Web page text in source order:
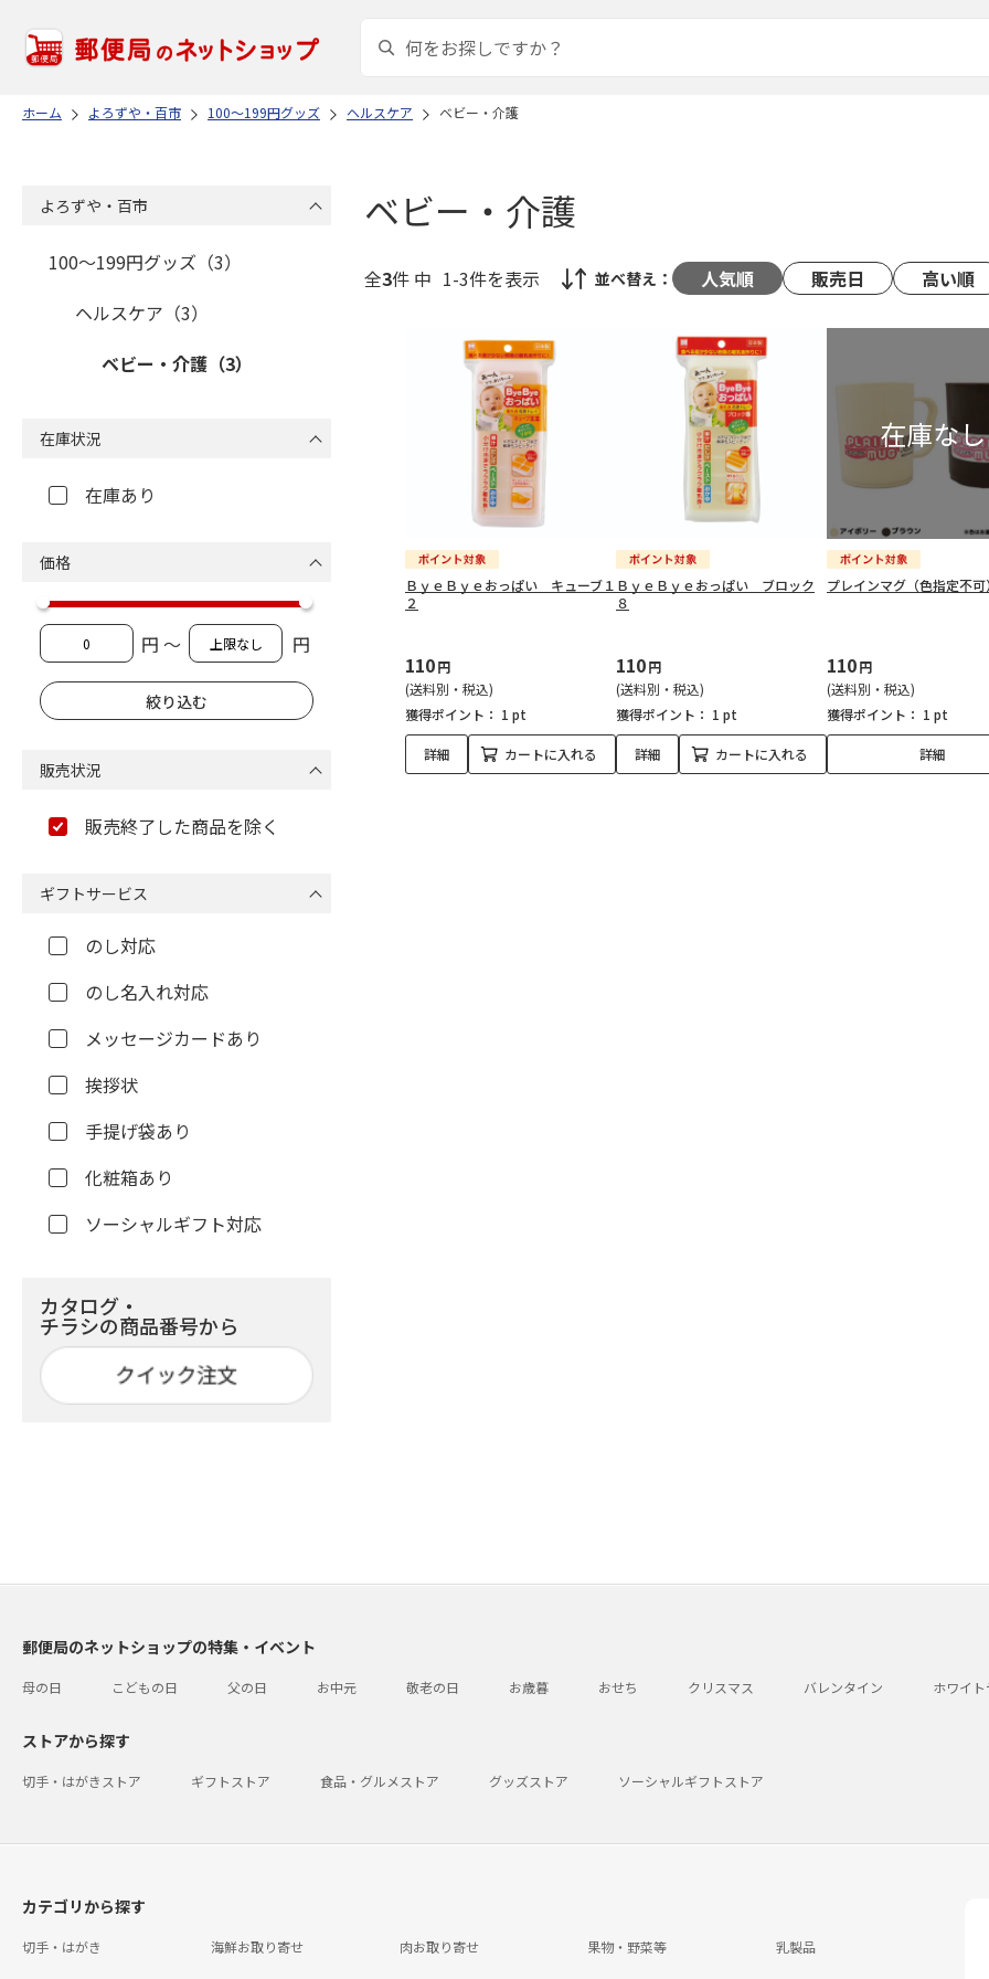
ホーム よろずや・百市 100～199円グッズ ヘルスケア ベビー・介護
ベビー・介護
全3件 中 1-3件を表示 並べ替え： 人気順 販売日 高い順
ＢｙｅＢｙｅおっぱい キューブ１
２
110円
(送料別・税込)
獲得ポイント： 1 pt
詳細 カートに入れる
ＢｙｅＢｙｅおっぱい ブロック
８
110円
(送料別・税込)
獲得ポイント： 1 pt
詳細 カートに入れる
プレインマグ（色指定不可
110円
(送料別・税込)
獲得ポイント： 1 pt
詳細
よろずや・百市
100～199円グッズ（3）
ヘルスケア（3）
ベビー・介護（3）
在庫状況
在庫あり
価格
円 ～ 円
販売状況
販売終了した商品を除く
ギフトサービス
のし対応
のし名入れ対応
メッセージカードあり
挨拶状
手提げ袋あり
化粧箱あり
ソーシャルギフト対応
カタログ・
チラシの商品番号から
郵便局のネットショップの特集・イベント
母の日 こどもの日 父の日 お中元 敬老の日 お歳暮 おせち クリスマス バレンタイン ホワイ
ストアから探す
切手・はがきストア ギフトストア 食品・グルメストア グッズストア ソーシャルギフトストア
カテゴリから探す
切手・はがき 海鮮お取り寄せ 肉お取り寄せ 果物・野菜等 乳製品